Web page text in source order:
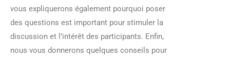
vous expliquerons également pourquoi poser
des questions est important pour stimuler la
discussion et l’intérêt des participants. Enfin,
nous vous donnerons quelques conseils pour